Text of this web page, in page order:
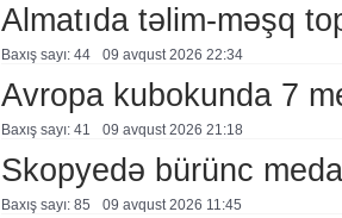
Almatıda təlim-məşq
Baxış sayı: 44 09 avqust 2026 22:34
Avropa kubokunda 7
Baxış sayı: 41 09 avqust 2026 21:18
Skopyedə bürünc
Baxış sayı: 85 09 avqust 2026 11:45